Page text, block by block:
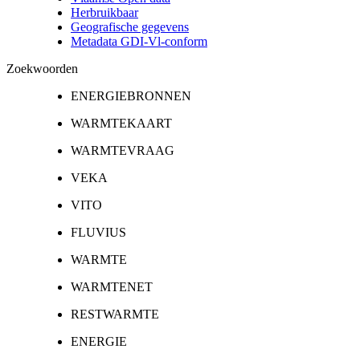
Herbruikbaar
Geografische gegevens
Metadata GDI-Vl-conform
Zoekwoorden
ENERGIEBRONNEN
WARMTEKAART
WARMTEVRAAG
VEKA
VITO
FLUVIUS
WARMTE
WARMTENET
RESTWARMTE
ENERGIE